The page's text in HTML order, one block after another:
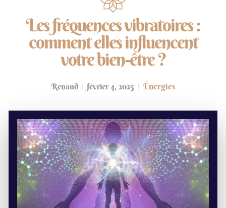
Les fréquences vibratoires :
comment elles influencent
votre bien-être ?
Renaud février 4, 2025 Énergies